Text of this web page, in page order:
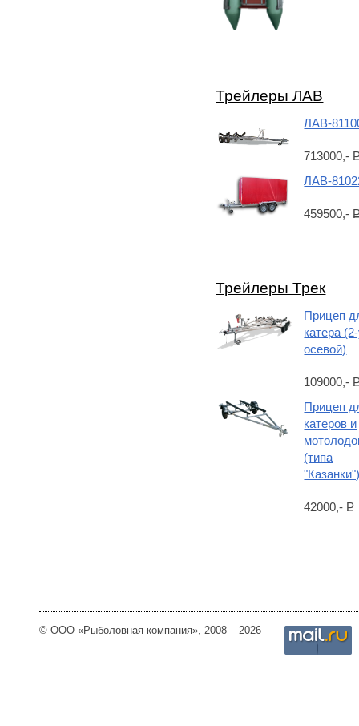
Трейлеры ЛАВ
ЛАВ-
713000,-
ЛАВ-
459500,-
Трейлеры Трек
Прицеп
катера
осевой)
109000,-
Прицеп
катеров и
(типа
42000,- Р
© ООО «Рыболовная компания», 2008 – 2026